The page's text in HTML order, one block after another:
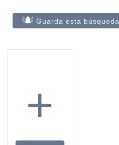
Guarda esta búsqueda
+